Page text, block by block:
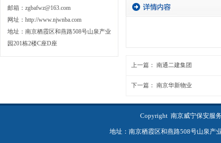
邮箱：zgbafwz@163.com
网址：http://www.njwnba.com
地址：南京栖霞区和燕路508号山泉产业
园201栋2楼C座D座
上一篇： 南通二建集团
下一篇： 南京华新物业
Copyright 南京威宁保安
地址：南京栖霞区和燕路508号山泉产